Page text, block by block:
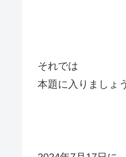
それでは
本題に入りましょう